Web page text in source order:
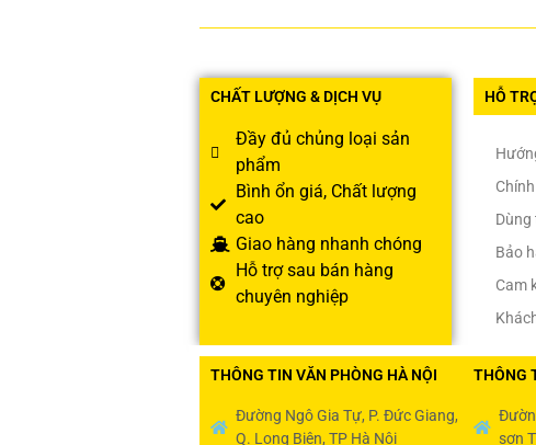
CHẤT LƯỢNG & DỊCH VỤ
Đầy đủ chủng loại sản
phẩm
Bình ổn giá, Chất lượng
cao
Giao hàng nhanh chóng
Hỗ trợ sau bán hàng
chuyên nghiệp
HỖ
Bảo
Cam
THÔNG TIN VĂN PHÒNG HÀ NỘI
Đường Ngô Gia Tự, P. Đức Giang,
Q. Long Biên, TP Hà Nội
THÔNG
sơn